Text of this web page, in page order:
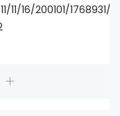
16/200101/1768931/